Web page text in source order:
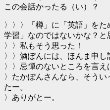
この会話かったる（い）？
〉〉〉「樽」に「英語」を
学習」なのではないかな？と
〉〉私もそう思った！
〉〉酒ぽんには、ほんま申
〉〉忌憚のないところを言え
〉たかぽんさんなら、そう
たー。
〉ありがとー。